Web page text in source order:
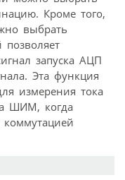
Кроме того,
выбрать
запуска АЦП
Эта функция
измерения тока
ШИМ, когда
коммутацией